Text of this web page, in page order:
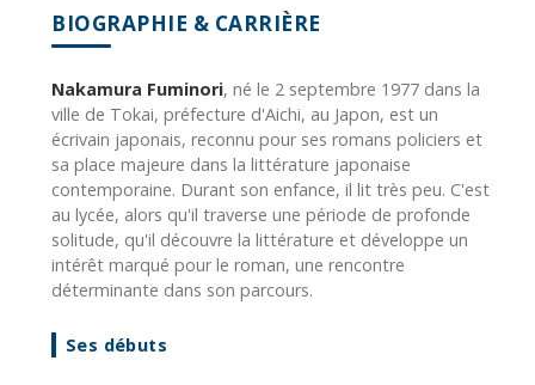
BIOGRAPHIE & CARRIÈRE
Nakamura Fuminori, né le 2 septembre 1977 dans la
ville de Tokai, préfecture d'Aichi, au Japon, est un
écrivain japonais, reconnu pour ses romans policiers et
sa place majeure dans la littérature japonaise
contemporaine. Durant son enfance, il lit très peu. C'est
au lycée, alors qu'il traverse une période de profonde
solitude, qu'il découvre la littérature et développe un
intérêt marqué pour le roman, une rencontre
déterminante dans son parcours.
Ses débuts